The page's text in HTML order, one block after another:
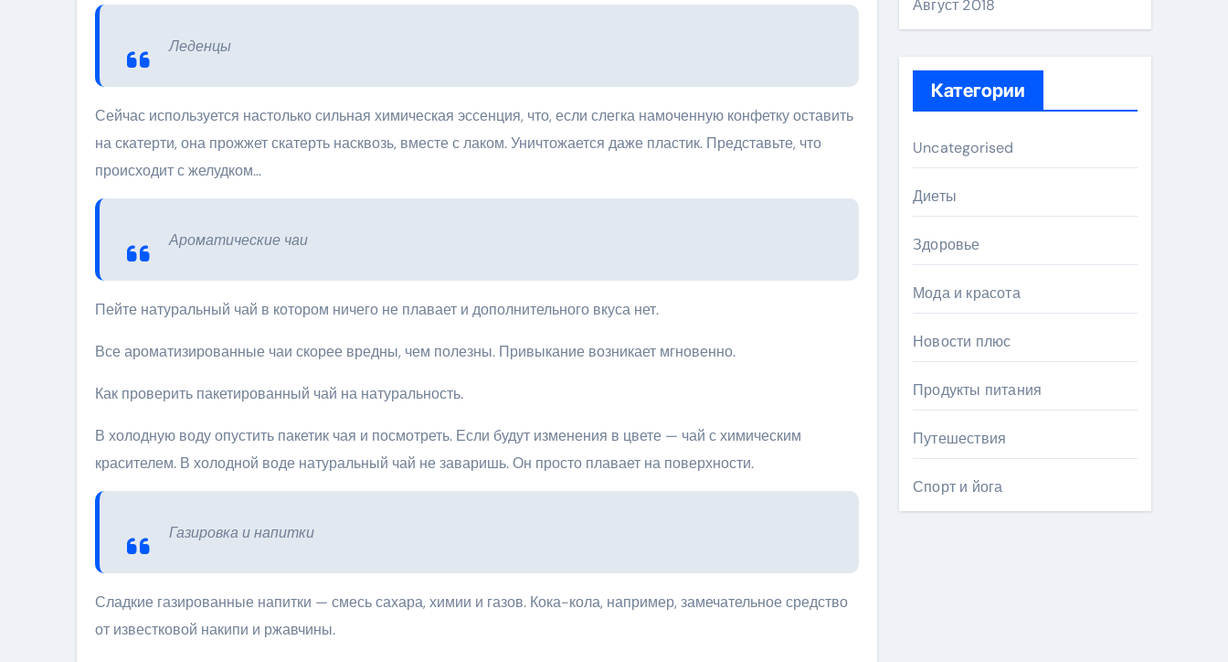
Леденцы
Сейчас используется настолько сильная химическая эссенция, что, если слегка намоченную конфетку оставить
на скатерти, она прожжет скатерть насквозь, вместе с лаком. Уничтожается даже пластик. Представьте, что
происходит с желудком…
Ароматические чаи
Пейте натуральный чай в котором ничего не плавает и дополнительного вкуса нет.
Все ароматизированные чаи скорее вредны, чем полезны. Привыкание возникает мгновенно.
Как проверить пакетированный чай на натуральность.
В холодную воду опустить пакетик чая и посмотреть. Если будут изменения в цвете — чай с химическим
красителем. В холодной воде натуральный чай не заваришь. Он просто плавает на поверхности.
Газировка и напитки
Сладкие газированные напитки — смесь сахара, химии и газов. Кока-кола, например, замечательное средство
от известковой накипи и ржавчины.
Август 2018
Категории
Uncategorised
Диеты
Здоровье
Мода и красота
Новости плюс
Продукты питания
Путешествия
Спорт и йога